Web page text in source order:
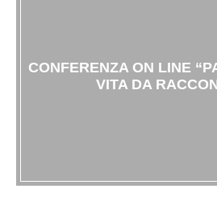
CONFERENZA ON LINE
VITA DA